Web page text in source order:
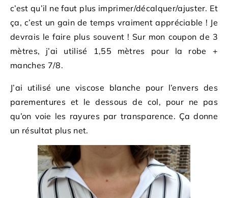
c’est qu’il ne faut plus imprimer/décalquer/ajuster. Et
ça, c’est un gain de temps vraiment appréciable ! Je
devrais le faire plus souvent ! Sur mon coupon de 3
mètres, j’ai utilisé 1,55 mètres pour la robe +
manches 7/8.
J’ai utilisé une viscose blanche pour l’envers des
parementures et le dessous de col, pour ne pas
qu’on voie les rayures par transparence. Ça donne
un résultat plus net.